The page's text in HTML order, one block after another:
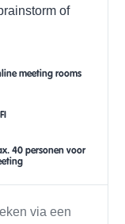
of
meeting rooms
40 personen voor
via een